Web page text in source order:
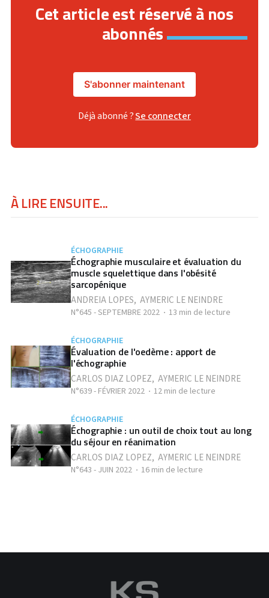
Cet article est réservé à nos
abonnés
S'abonner maintenant
Déjà abonné ?Se connecter
À LIRE ENSUITE...
ÉCHOGRAPHIE
Échographie musculaire et évaluation du
muscle squelettique dans l'obésité
sarcopénique
ANDREIA LOPES, AYMERIC LE NEINDRE
N°645 - SEPTEMBRE 2022 13 min de lecture
ÉCHOGRAPHIE
Évaluation de l'oedème : apport de
l'échographie
CARLOS DIAZ LOPEZ, AYMERIC LE NEINDRE
N°639 - FÉVRIER 2022 12 min de lecture
ÉCHOGRAPHIE
Échographie : un outil de choix tout au long
du séjour en réanimation
CARLOS DIAZ LOPEZ, AYMERIC LE NEINDRE
N°643 - JUIN 2022 16 min de lecture